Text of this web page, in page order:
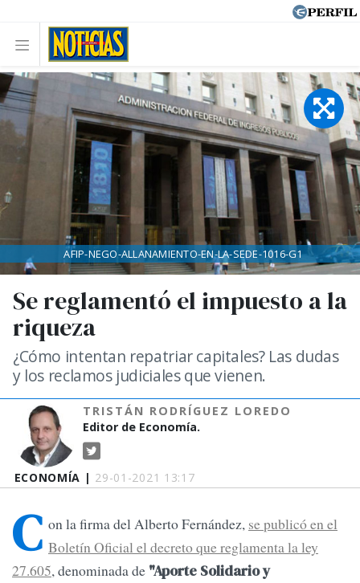
ECONOMÍA | 29-01-2021 13:17
Se reglamentó el impuesto a la
riqueza
¿Cómo intentan repatriar capitales? Las dudas
y los reclamos judiciales que vienen.
TRISTÁN RODRÍGUEZ LOREDO
Editor de Economía.
AFIP-NEGO-ALLANAMIENTO-EN-LA-SEDE-1016-G1
C on la firma del Alberto Fernández, se publicó en el
Boletín Oficial el decreto que reglamenta la ley
27.605, denominada de "Aporte Solidario y